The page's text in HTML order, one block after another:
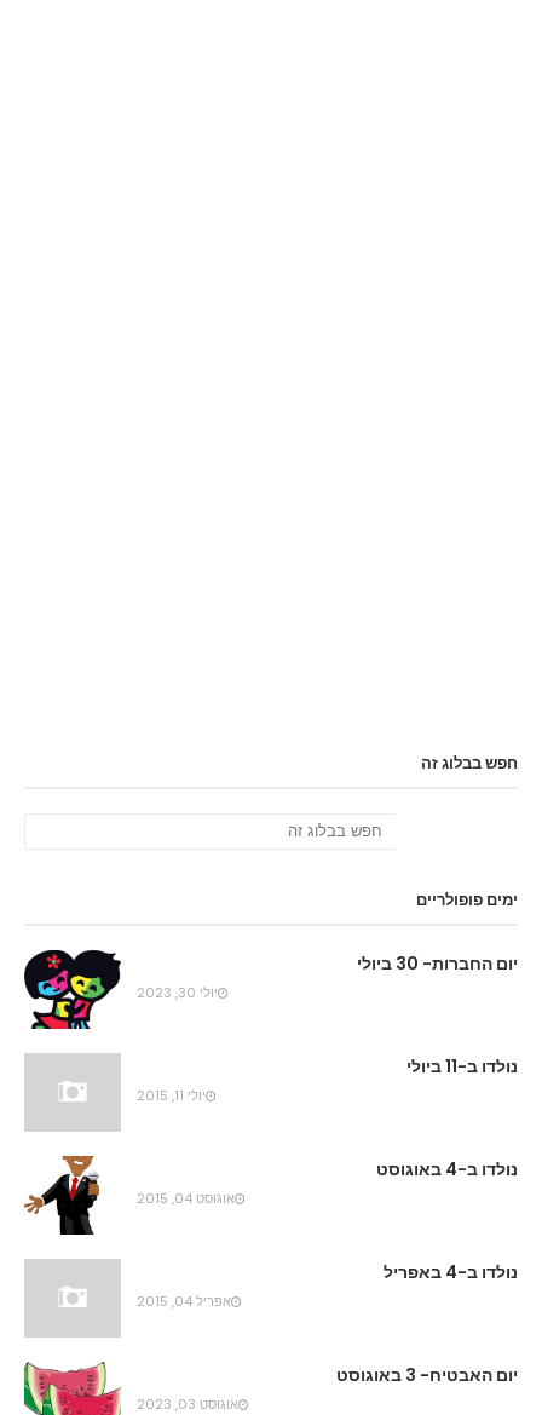
חפש בבלוג זה
ימים פופולריים
יום החברות- 30 ביולי
יולי 30, 2023
נולדו ב-11 ביולי
יולי 11, 2015
נולדו ב-4 באוגוסט
אוגוסט 04, 2015
נולדו ב-4 באפריל
אפריל 04, 2015
יום האבטיח- 3 באוגוסט
אוגוסט 03, 2023